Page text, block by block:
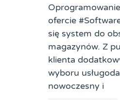
ofercie
się system do
magazynów. Z
klienta
wyboru
nowoczesny i